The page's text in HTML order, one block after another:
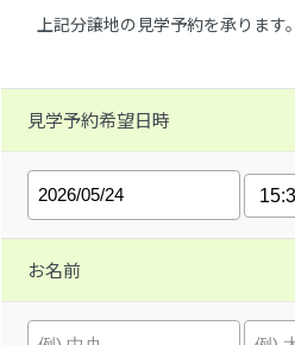
上記分譲地の見学予約を承ります。
見学予約希望日時
お名前